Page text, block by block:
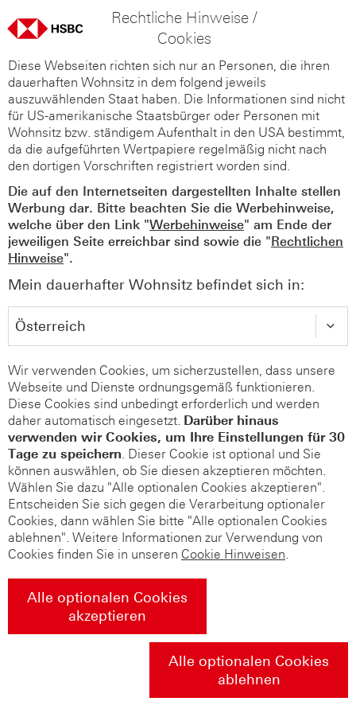
Rechtliche Hinweise /
Cookies
Diese Webseiten richten sich nur an Personen, die ihren
dauerhaften Wohnsitz in dem folgend jeweils
auszuwählenden Staat haben. Die Informationen sind nicht
für US-amerikanische Staatsbürger oder Personen mit
Wohnsitz bzw. ständigem Aufenthalt in den USA bestimmt,
da die aufgeführten Wertpapiere regelmäßig nicht nach
den dortigen Vorschriften registriert worden sind.
Die auf den Internetseiten dargestellten Inhalte stellen
Werbung dar. Bitte beachten Sie die Werbehinweise,
welche über den Link "Werbehinweise" am Ende der
jeweiligen Seite erreichbar sind sowie die "Rechtlichen
Hinweise".
Mein dauerhafter Wohnsitz befindet sich in:
Wir verwenden Cookies, um sicherzustellen, dass unsere
Webseite und Dienste ordnungsgemäß funktionieren.
Diese Cookies sind unbedingt erforderlich und werden
daher automatisch eingesetzt. Darüber hinaus
verwenden wir Cookies, um Ihre Einstellungen für 30
Tage zu speichern. Dieser Cookie ist optional und Sie
können auswählen, ob Sie diesen akzeptieren möchten.
Wählen Sie dazu "Alle optionalen Cookies akzeptieren".
Entscheiden Sie sich gegen die Verarbeitung optionaler
Cookies, dann wählen Sie bitte "Alle optionalen Cookies
ablehnen". Weitere Informationen zur Verwendung von
Cookies finden Sie in unseren Cookie Hinweisen.
Alle optionalen Cookies
akzeptieren
Alle optionalen Cookies
ablehnen